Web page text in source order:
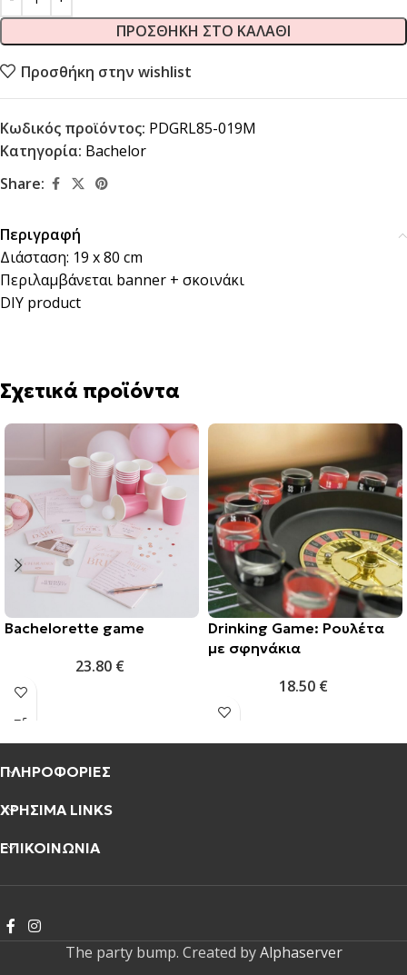
ΠΡΟΣΘΉΚΗ ΣΤΟ ΚΑΛΆΘΙ
Προσθήκη στην wishlist
Κωδικός προϊόντος: PDGRL85-019M
Κατηγορία: Bachelor
Share:
Περιγραφή
Διάσταση: 19 x 80 cm
Περιλαμβάνεται banner + σκοινάκι
DIY product
Σχετικά προϊόντα
Bachelorette game
23.80 €
Drinking Game: Ρουλέτα
με σφηνάκια
18.50 €
ΠΛΗΡΟΦΟΡΙΕΣ
ΧΡΗΣΙΜΑ LINKS
ΕΠΙΚΟΙΝΩΝΙΑ
The party bump. Created byAlphaserver